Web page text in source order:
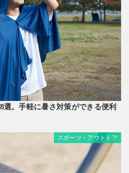
。手軽に暑さ対策ができる便利
スポーツ・アウトドア